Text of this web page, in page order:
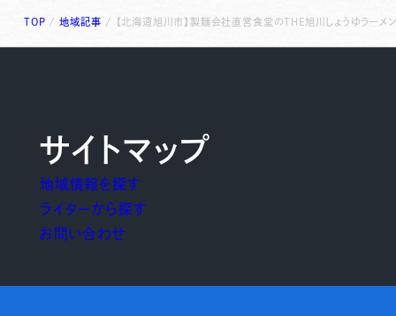
TOP /地域記事 / 【北海道旭川市】製麺会社直営食堂のTHE旭川しょうゆラーメ
サイトマップ
地域情報を探す
ライターから探す
お問い合わせ